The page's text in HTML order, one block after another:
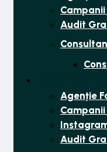
Audit
Agenție
Audit